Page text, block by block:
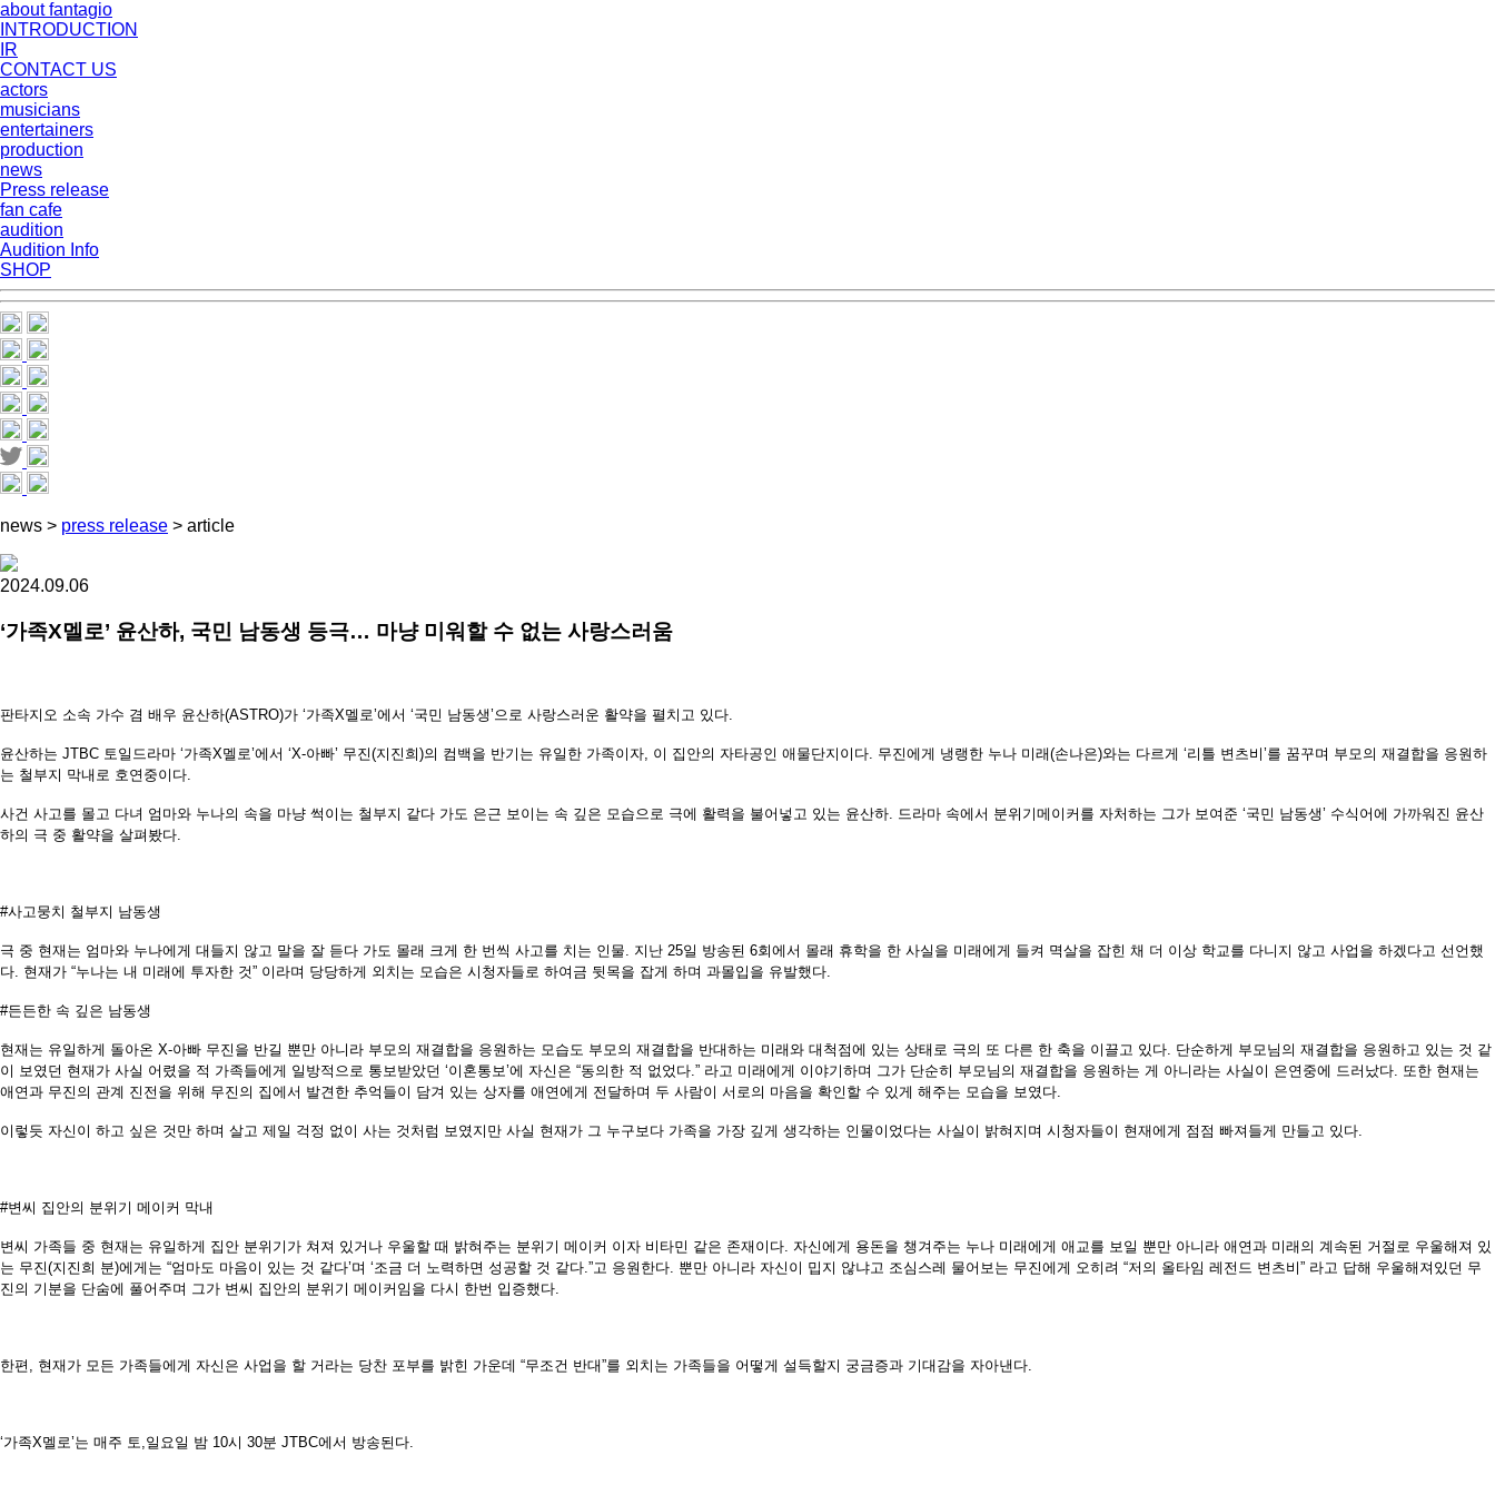
about fantagio
INTRODUCTION
IR
CONTACT US
actors
musicians
entertainers
production
news
Press release
fan cafe
audition
Audition Info
SHOP
news > press release > article
2024.09.06
‘가족X멜로’ 윤산하, 국민 남동생 등극… 마냥 미워할 수 없는 사랑스러움
판타지오 소속 가수 겸 배우 윤산하(ASTRO)가 ‘가족X멜로’에서 ‘국민 남동생’으로 사랑스러운 활약을 펼치고 있다.
윤산하는 JTBC 토일드라마 ‘가족X멜로’에서 ‘X-아빠’ 무진(지진희)의 컴백을 반기는 유일한 가족이자, 이 집안의 자타공인 애물단지이다. 무진에게 냉랭한 누나 미래(손나은)와는 다르게 ‘리틀 변츠비’를 꿈꾸며 부모의 재결합을 응원하
는 철부지 막내로 호연중이다.
사건 사고를 몰고 다녀 엄마와 누나의 속을 마냥 썩이는 철부지 같다 가도 은근 보이는 속 깊은 모습으로 극에 활력을 불어넣고 있는 윤산하. 드라마 속에서 분위기메이커를 자처하는 그가 보여준 ‘국민 남동생’ 수식어에 가까워진 윤산
하의 극 중 활약을 살펴봤다.
#사고뭉치 철부지 남동생
극 중 현재는 엄마와 누나에게 대들지 않고 말을 잘 듣다 가도 몰래 크게 한 번씩 사고를 치는 인물. 지난 25일 방송된 6회에서 몰래 휴학을 한 사실을 미래에게 들켜 멱살을 잡힌 채 더 이상 학교를 다니지 않고 사업을 하겠다고 선언했
다. 현재가 “누나는 내 미래에 투자한 것” 이라며 당당하게 외치는 모습은 시청자들로 하여금 뒷목을 잡게 하며 과몰입을 유발했다.
#든든한 속 깊은 남동생
현재는 유일하게 돌아온 X-아빠 무진을 반길 뿐만 아니라 부모의 재결합을 응원하는 모습도 부모의 재결합을 반대하는 미래와 대척점에 있는 상태로 극의 또 다른 한 축을 이끌고 있다. 단순하게 부모님의 재결합을 응원하고 있는 것 같
이 보였던 현재가 사실 어렸을 적 가족들에게 일방적으로 통보받았던 ‘이혼통보’에 자신은 “동의한 적 없었다.” 라고 미래에게 이야기하며 그가 단순히 부모님의 재결합을 응원하는 게 아니라는 사실이 은연중에 드러났다. 또한 현재는
애연과 무진의 관계 진전을 위해 무진의 집에서 발견한 추억들이 담겨 있는 상자를 애연에게 전달하며 두 사람이 서로의 마음을 확인할 수 있게 해주는 모습을 보였다.
이렇듯 자신이 하고 싶은 것만 하며 살고 제일 걱정 없이 사는 것처럼 보였지만 사실 현재가 그 누구보다 가족을 가장 깊게 생각하는 인물이었다는 사실이 밝혀지며 시청자들이 현재에게 점점 빠져들게 만들고 있다.
#변씨 집안의 분위기 메이커 막내
변씨 가족들 중 현재는 유일하게 집안 분위기가 쳐져 있거나 우울할 때 밝혀주는 분위기 메이커 이자 비타민 같은 존재이다. 자신에게 용돈을 챙겨주는 누나 미래에게 애교를 보일 뿐만 아니라 애연과 미래의 계속된 거절로 우울해져 있
는 무진(지진희 분)에게는 “엄마도 마음이 있는 것 같다’며 ‘조금 더 노력하면 성공할 것 같다.”고 응원한다. 뿐만 아니라 자신이 밉지 않냐고 조심스레 물어보는 무진에게 오히려 “저의 올타임 레전드 변츠비” 라고 답해 우울해져있던 무
진의 기분을 단숨에 풀어주며 그가 변씨 집안의 분위기 메이커임을 다시 한번 입증했다.
한편, 현재가 모든 가족들에게 자신은 사업을 할 거라는 당찬 포부를 밝힌 가운데 “무조건 반대”를 외치는 가족들을 어떻게 설득할지 궁금증과 기대감을 자아낸다.
‘가족X멜로’는 매주 토,일요일 밤 10시 30분 JTBC에서 방송된다.